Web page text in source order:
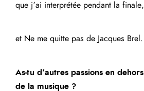
que j’ai interprétée pendant la finale,
et Ne me quitte pas de Jacques Brel.
As-tu d’autres passions en dehors
de la musique ?